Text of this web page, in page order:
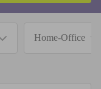
Home-Office